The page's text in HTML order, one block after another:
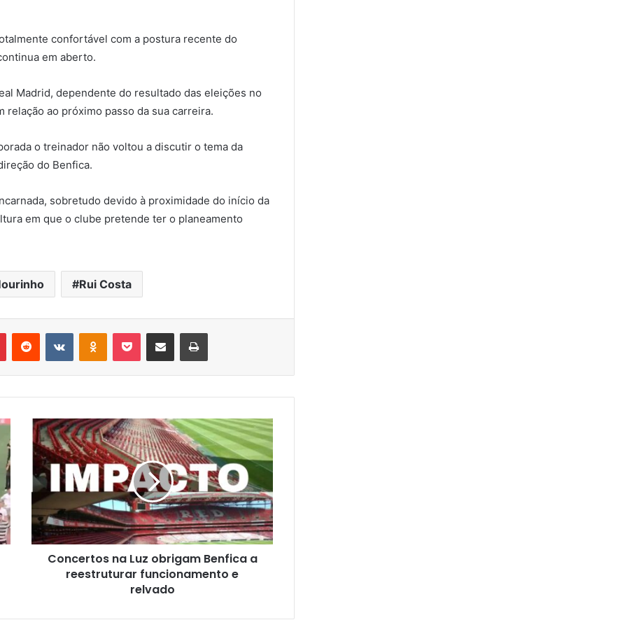
confortável com a postura recente do
em aberto.
Madrid, dependente do resultado das eleições no
ao próximo passo da sua carreira.
o treinador não voltou a discutir o tema da
do Benfica.
sobretudo devido à proximidade do início da
em que o clube pretende ter o planeamento
Rui Costa
PinterestReddit VK OK Pocket Compartilhar via e-mail Imprimir
Concertos na Luz obrigam Benfica a
reestruturar funcionamento e
relvado